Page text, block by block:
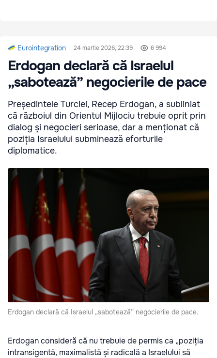
Eurointegration 24 martie 2026, 22:39 6 994
Erdogan declară că Israelul
„sabotează” negocierile de pace
Președintele Turciei, Recep Erdogan, a subliniat
că războiul din Orientul Mijlociu trebuie oprit prin
dialog și negocieri serioase, dar a menționat că
poziția Israelului subminează eforturile
diplomatice.
Erdogan declară că Israelul „sabotează” negocierile de pace.
Erdogan consideră că nu trebuie de permis ca „poziția
intransigentă, maximalistă și radicală a Israelului să